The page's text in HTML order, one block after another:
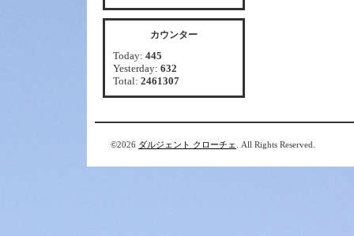
カウンター
Today: 445
Yesterday: 632
Total: 2461307
©2026 ダルジェント クローチェ . All Rights Reserved.